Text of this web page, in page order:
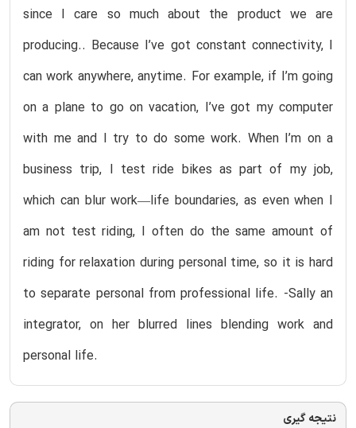
since I care so much about the product we are
producing.. Because I’ve got constant connectivity, I
can work anywhere, anytime. For example, if I’m going
on a plane to go on vacation, I’ve got my computer
with me and I try to do some work. When I’m on a
business trip, I test ride bikes as part of my job,
which can blur work—life boundaries, as even when I
am not test riding, I often do the same amount of
riding for relaxation during personal time, so it is hard
to separate personal from professional life. -Sally an
integrator, on her blurred lines blending work and
personal life.
نتیجه گیری